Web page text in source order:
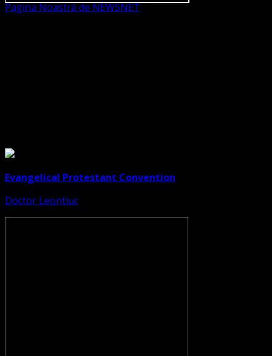
Pagina Noastră de NEWSNET
Evangelical Protestant Convention
Doctor Leontiuc